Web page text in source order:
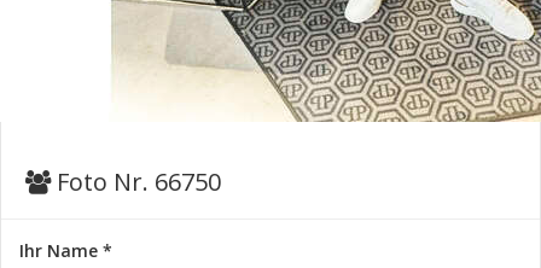
Foto Nr. 66750
Ihr Name *